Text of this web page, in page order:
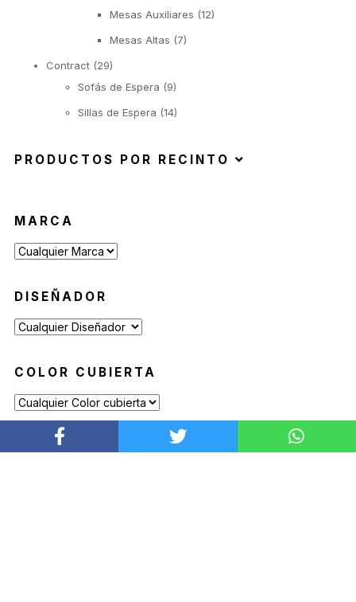
Mesas Auxiliares (12)
Mesas Altas (7)
Contract (29)
Sofás de Espera (9)
Sillas de Espera (14)
Bancas de Espera (5)
PRODUCTOS POR RECINTO
MARCA
DISEÑADOR
COLOR CUBIERTA
COLOR ESTRUCTURA